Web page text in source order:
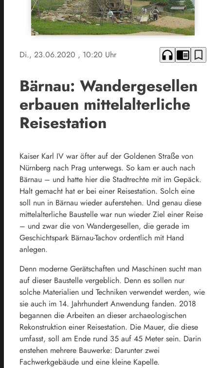
Di., 23.06.2020 , 10:20 Uhr headphones chrome_reader_mode bookmark_border
Bärnau: Wandergesellen
erbauen mittelalterliche
Reisestation
Kaiser Karl IV war öfter auf der Goldenen Straße von
Nürnberg nach Prag unterwegs. So kam er auch nach
Bärnau – und hatte hier die Stadtrechte mit im Gepäck.
Halt gemacht hat er bei einer Reisestation. Solch eine
soll nun in Bärnau wieder auferstehen. Und genau diese
mittelalterliche Baustelle war nun wieder Ziel einer Reise
– und zwar die von Wandergesellen, die gerade im
Geschichtspark Bärnau-Tachov ordentlich mit Hand
anlegen.
Denn moderne Gerätschaften und Maschinen sucht man
auf dieser Baustelle vergeblich. Denn es sollen nur
solche Materialien und Techniken verwendet werden, wie
sie auch im 14. Jahrhundert Anwendung fanden. 2018
begannen die Arbeiten an dieser archaeologischen
Rekonstruktion einer Reisestation. Die Mauer, die diese
umfasst, soll am Ende rund 35 auf 45 Meter sein. Darin
enstehen mehrere Bauwerke: Darunter zwei
Fachwerkgebäude und eine kleine Kapelle.